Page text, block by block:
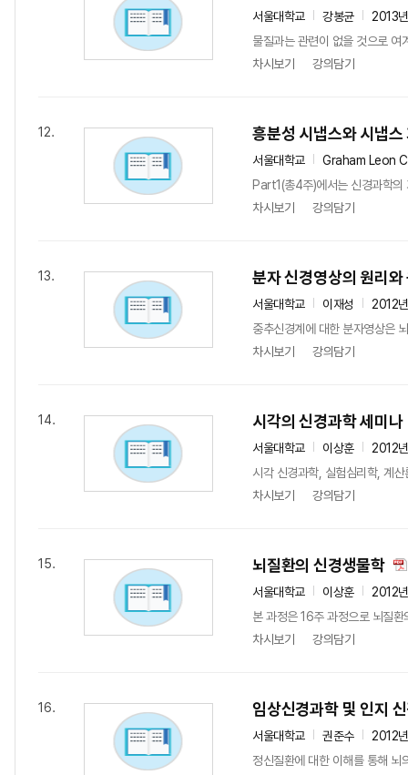
서울대학교 강봉균
2013
물질과는 관련이 없을 것으로 여
차시보기
강의담기
12. 흥분성 시냅스와 시냅스
서울대학교
Graham Leon
Part1(총4주)에서는 신경과학
차시보기
강의담기
13. 분자 신경영상의 원리와
서울대학교 이재성
2012
중추신경계에 대한 분자영상은
차시보기
강의담기
14. 시각의 신경과학 세미나
서울대학교 이상훈
2012
시각 신경과학, 실험심리학, 계
차시보기
강의담기
15. 뇌질환의 신경생물학
서울대학교 이상훈
2012
본 과정은 16주 과정으로 뇌질
차시보기
강의담기
16. 임상신경과학 및 인지
서울대학교 권준수
2012
정신질환에 대한 이해를 통해